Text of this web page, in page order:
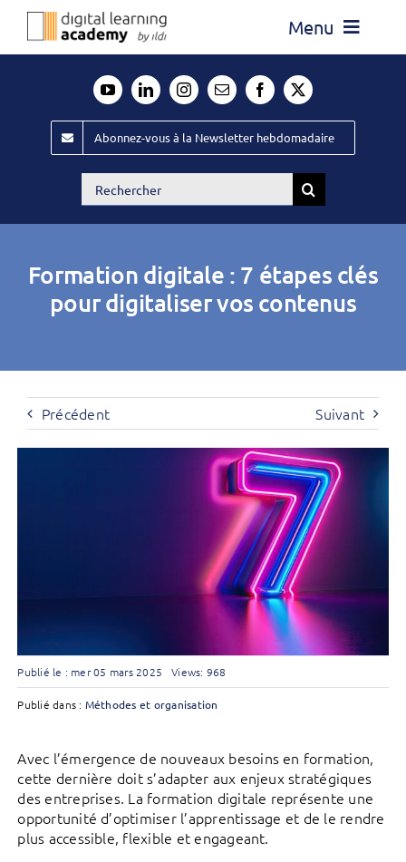
Passer
Menu
Évènements ILDI
Offres d’emploi
Publiez
Abonnez-vous à la Newsletter hebdomadaire
Rechercher:
Formation digitale : 7 étapes clés
pour digitaliser vos contenus
Précédent Suivant
Publié le : mer 05 mars 2025 Views: 968
Publié dans : Méthodes et organisation
Avec l’émergence de nouveaux besoins en formation,
cette dernière doit s’adapter aux enjeux stratégiques
des entreprises. La formation digitale représente une
opportunité d’optimiser l’apprentissage et de le rendre
plus accessible, flexible et engageant.